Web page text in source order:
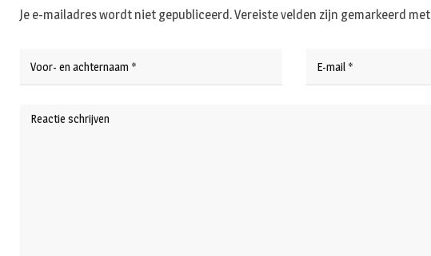
Je e-mailadres wordt niet gepubliceerd.Vereiste velden zijn gemarkeerd met